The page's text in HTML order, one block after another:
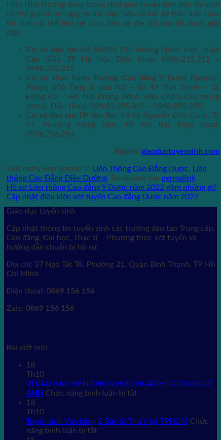
Hiện Nhà trường đang trong thời gian tuyển sinh nên thí sinh
có thể gửi hồ sơ ngay từ lúc này. Nếu có bất kỳ thắc mắc nào,
thí sinh có thể liên hệ trực tiếp về địa chỉ sau để được giải
đáp:
Cơ sở đào tạo Hà Nội:Số 212 Hoàng Quốc Việt, quận
Cầu Giấy, TP Hà Nội. Điện thoại: 0886.212.212 –
0996.212.212.
Cơ sở thực hành Trường Cao đẳng Y Dược Pasteur:
Phòng 506 Tầng 5, nhà N2 – Số 49 Thái Thịnh – Q.
Đống Đa – Hà Nội (trong Bệnh viện Châm cứu trung
ương). Điện thoại: 024.85.895.895 – 0948.895.895.
Cơ sở đào tạo TP Yên Bái: Số 46 Nguyễn Đức Cảnh, Tổ
11, Phường Đồng Tâm, TP. Yên Bái. Điện thoại:
0996.296.296
Nguồn: giaoductuyensinh.com
This entry was posted in Liên Thông Cao Đẳng Dược, Liên
thông Cao Đẳng Điều Dưỡng. Bookmark the permalink.
Hồ sơ Liên thông Cao đẳng Y Dược năm 2022 gồm những gì?
Cập nhật điều kiện xét tuyển Cao đẳng Dược năm 2022
Giáo dục tuyển sinh
Cập nhật thông tin tuyển sinh các trường đào tạo Trung cấp,
Cao đăng, Đại học, Thạc sĩ - Phương thức xét tuyển và
hướng dẫn chuẩn bị hồ sơ.
Địa chỉ: 37 Ngô Tất Tố, Phường 21, Quận Bình Thạnh, TP Hồ
Chí Minh
Điện thoại: 0869 156 156
Zalo: 0869 156 156
Bài viết mới
18
Th10
VÌ SAO BẠN NÊN CHỌN HỌC NGÀNH NGÔN NGỮ
ANH Chức năng bình luận bị tắt
BẠN
18
Th10
Tuyển sinh Văn bằng 2 Bác Sĩ Thú Y tại TPHCM Chức
năng bình luận bị tắt